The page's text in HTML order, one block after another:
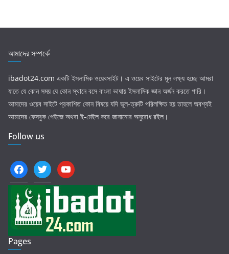
আমাদের সম্পর্কে
ibadot24.com একটি ইসলামিক ওয়েবসাইট। এ ওয়েব সাইটের মূল লক্ষ্য হচ্ছে আমরা
যাতে যে কোন সময় যে কোন স্থানে বসে বাংলা ভাষায় ইসলামিক জ্ঞান অর্জন করতে পারি।
আমাদের ওয়েব সাইটে প্রকাশিত কোন বিষয়ে যদি ভুল-ত্রুটি পরিলক্ষিত হয় তাহলে অবশ্যই
আমাদের ফেসবুক পেইজে অথবা ই-মেইল করে জানানোর অনুরোধ রইল।
Follow us
facebooktwitter youtube
Pages